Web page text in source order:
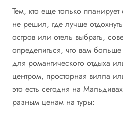
Тем, кто еще только
не решил, где лучше
остров или отель выбрать,
определиться, что вам
для романтического отдыха
центром, просторная вилла
это есть сегодня на
разным ценам на туры: